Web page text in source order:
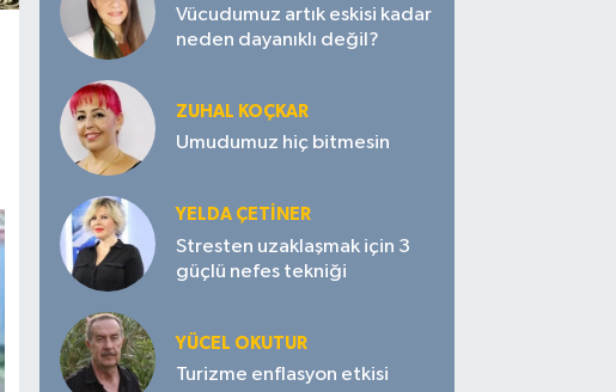
Vücudumuz artık eskisi kadar
neden dayanıklı değil?
ZUHAL KOÇKAR
Umudumuz hiç bitmesin
YELDA ÇETİNER
Stresten uzaklaşmak için 3
güçlü nefes tekniği
YÜCEL OKUTUR
Turizme enflasyon etkisi